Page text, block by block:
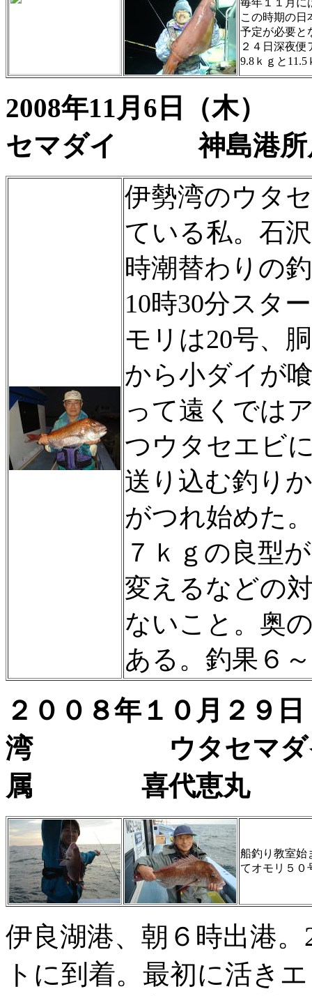
毎年１１月に
この時期の日
予定が必要と
２４日深夜
9.8ｋｇと
2008年11月6
セマダイ 神島港
伊勢湾のウタ
ている私。石
時潮替わりの
10時30分スタ
モリは20号、
から小ダイが
って遠くでは
つウタセエビ
送り込む釣り
がつれ始めた
７ｋｇの良型
変えるなどの
ないこと。奥
ある。釣果６
２００８年１０
湾 ウタセマ
属 喜代恵丸
船釣り教室始
てオモリ５０
伊良湖港、朝６時出港
トに到着。最初に活き